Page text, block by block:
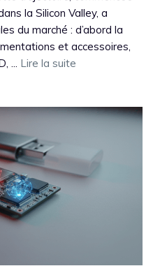
la Silicon Valley, a
du marché : d’abord la
et accessoires,
... Lire la suite